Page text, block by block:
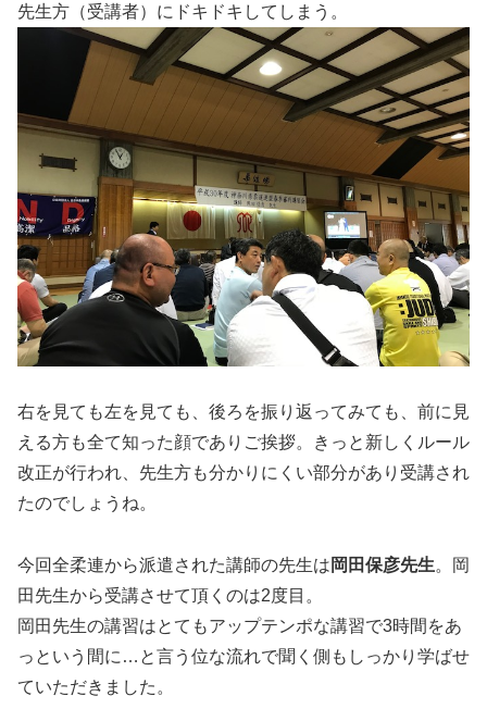
先生方（受講者）にドキドキしてしまう。
右を見ても左を見ても、後ろを振り返ってみても、前に見
える方も全て知った顔でありご挨拶。きっと新しくルール
改正が行われ、先生方も分かりにくい部分があり受講され
たのでしょうね。
今回全柔連から派遣された講師の先生は 岡田保彦先生。岡
田先生から受講させて頂くのは2度目。
岡田先生の講習はとてもアップテンポな講習で3時間をあ
っという間に…と言う位な流れで聞く側もしっかり学ばせ
ていただきました。